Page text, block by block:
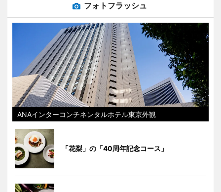
フォトフラッシュ
ANAインターコンチネンタルホテル東京外観
「花梨」の「40周年記念コース」